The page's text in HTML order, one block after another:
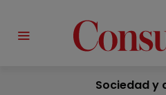
Sociedad y